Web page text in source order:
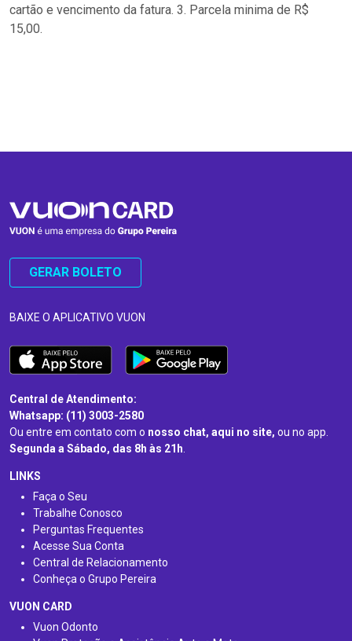
cartão e vencimento da fatura. 3. Parcela minima de R$
15,00.
GERAR BOLETO
BAIXE O APLICATIVO VUON
Central de Atendimento:
Whatsapp: (11) 3003-2580
Ou entre em contato com o nosso chat, aqui no site, ou no app.
Segunda a Sábado, das 8h às 21h.
LINKS
Faça o Seu
Trabalhe Conosco
Perguntas Frequentes
Acesse Sua Conta
Central de Relacionamento
Conheça o Grupo Pereira
VUON CARD
Vuon Odonto